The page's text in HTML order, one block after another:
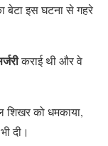
बेटा इस घटना से गहरे
कराई थी और वे
शिखर को धमकाया,
दी।